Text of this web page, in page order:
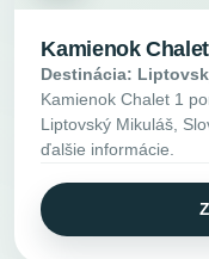
Kamienok
Destinácia:
Kamienok Chalet 1
Liptovský Mikuláš,
ďalšie informácie.